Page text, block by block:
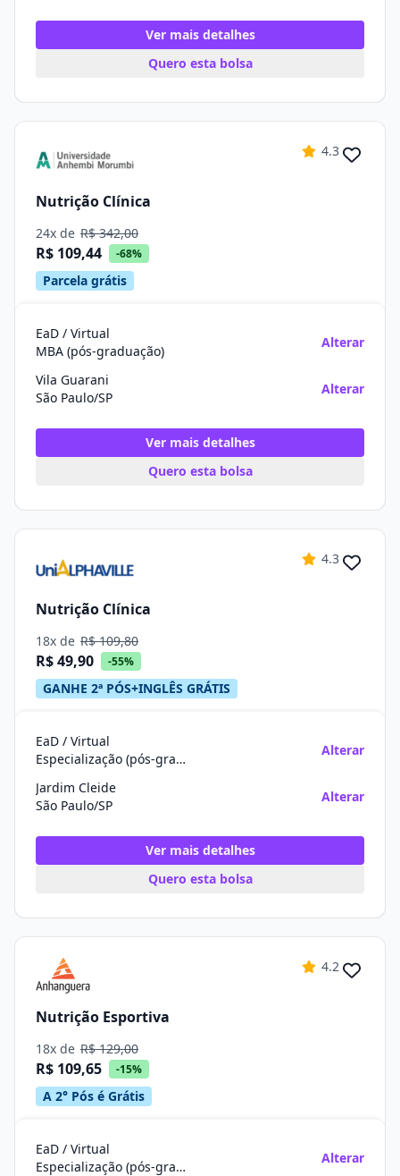
Ver mais detalhes
Quero esta bolsa
4.3
Nutrição Clínica
24x de R$ 342,00
R$ 109,44 -68%
Parcela grátis
EaD / Virtual
MBA (pós-graduação)
Alterar
Vila Guarani
São Paulo/SP
Alterar
Ver mais detalhes
Quero esta bolsa
4.3
Nutrição Clínica
18x de R$ 109,80
R$ 49,90 -55%
GANHE 2ª PÓS+INGLÊS GRÁTIS
EaD / Virtual
Especialização (pós-graduação)
Alterar
Jardim Cleide
São Paulo/SP
Alterar
Ver mais detalhes
Quero esta bolsa
4.2
Nutrição Esportiva
18x de R$ 129,00
R$ 109,65 -15%
A 2° Pós é Grátis
EaD / Virtual
Especialização (pós-graduação)
Alterar